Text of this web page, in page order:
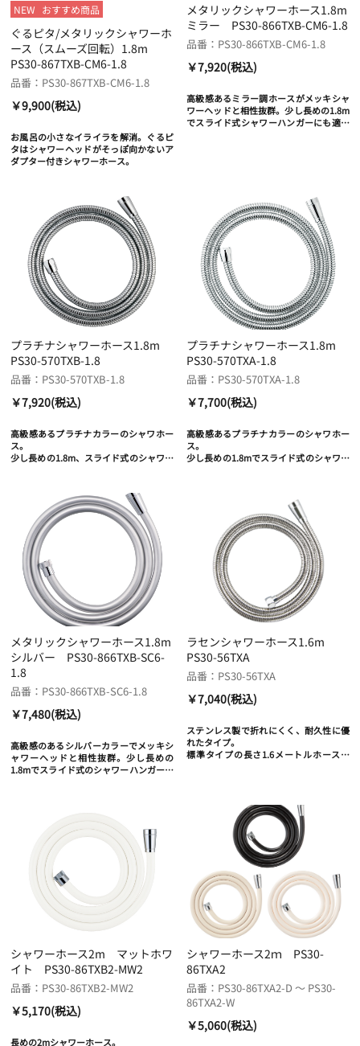
NEW おすすめ商品
ぐるピタ/メタリックシャワーホ
ース（スムーズ回転）1.8m
PS30-867TXB-CM6-1.8
品番：PS30-867TXB-CM6-1.8
￥9,900(税込)
お風呂の小さなイライラを解消。ぐるピ
タはシャワーヘッドがそっぽ向かないア
ダプター付きシャワーホース。
メタリックシャワーホース1.8m
ミラー PS30-866TXB-CM6-1.8
品番：PS30-866TXB-CM6-1.8
￥7,920(税込)
高級感あるミラー調ホースがメッキシャ
ワーヘッドと相性抜群。少し長めの1.8m
でスライド式シャワーハンガーにも適し
プラチナシャワーホース1.8m
PS30-570TXB-1.8
品番：PS30-570TXB-1.8
￥7,920(税込)
高級感あるプラチナカラーのシャワホー
ス。
少し長めの1.8m、スライド式のシャワー
プラチナシャワーホース1.8m
PS30-570TXA-1.8
品番：PS30-570TXA-1.8
￥7,700(税込)
高級感あるプラチナカラーのシャワホー
ス。
少し長めの1.8mでスライド式のシャワー
メタリックシャワーホース1.8m
シルバー PS30-866TXB-SC6-
1.8
品番：PS30-866TXB-SC6-1.8
￥7,480(税込)
高級感のあるシルバーカラーでメッキシ
ャワーヘッドと相性抜群。少し長めの
1.8mでスライド式のシャワーハンガーに
ラセンシャワーホース1.6m
PS30-56TXA
品番：PS30-56TXA
￥7,040(税込)
ステンレス製で折れにくく、耐久性に優
れたタイプ。
標準タイプの長さ1.6メートルホースで
シャワーホース2m マットホワ
イト PS30-86TXB2-MW2
品番：PS30-86TXB2-MW2
￥5,170(税込)
長めの2mシャワーホース。
シャワーホース2ｍ PS30-
86TXA2
品番：PS30-86TXA2-D ～ PS30-
86TXA2-W
￥5,060(税込)